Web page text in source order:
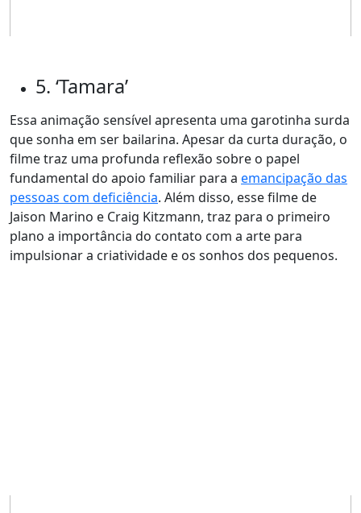
5. ‘Tamara’
Essa animação sensível apresenta uma garotinha surda
que sonha em ser bailarina. Apesar da curta duração, o
filme traz uma profunda reflexão sobre o papel
fundamental do apoio familiar para a emancipação das
pessoas com deficiência. Além disso, esse filme de
Jaison Marino e Craig Kitzmann, traz para o primeiro
plano a importância do contato com a arte para
impulsionar a criatividade e os sonhos dos pequenos.